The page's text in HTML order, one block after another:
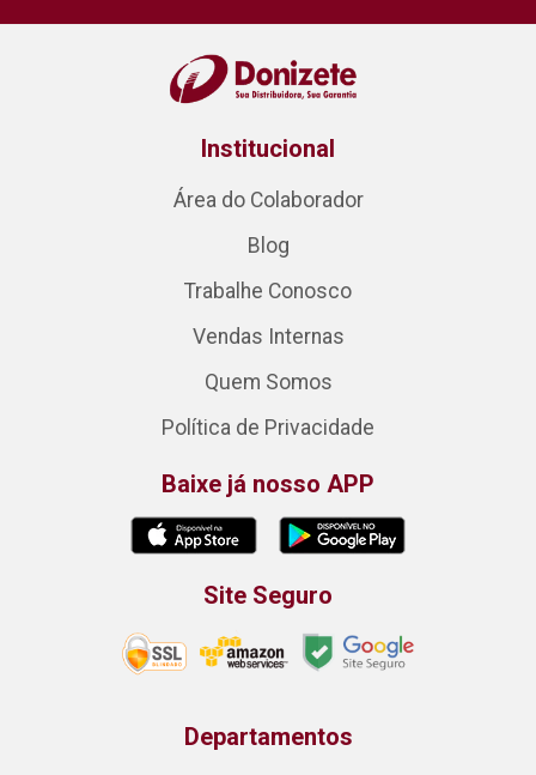
Institucional
Área do Colaborador
Blog
Trabalhe Conosco
Vendas Internas
Quem Somos
Política de Privacidade
Baixe já nosso APP
Site Seguro
Departamentos